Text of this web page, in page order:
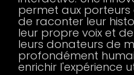
permet aux porteurs
de raconter leur
leur propre voix et
leurs donateurs de
profondément
enrichir l'expérience